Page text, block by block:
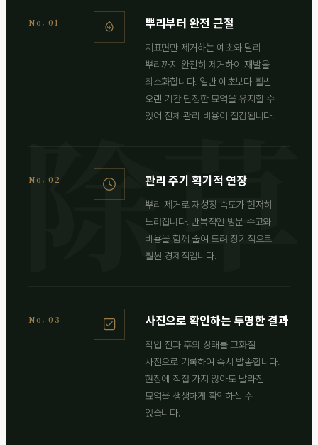
No. 01 뿌리부터 완전 근절
지표면만 제거하는 예초와 달리
뿌리까지 완전히 제거하여 재발을
최소화합니다. 일반 예초보다 훨씬
오랜 기간 단정한 묘역을 유지할 수
있어 전체 관리 비용이 절감됩니다.
No. 02 관리 주기 획기적 연장
뿌리 제거로 재성장 속도가 현저히
느려집니다. 반복적인 방문 수고와
비용을 함께 줄여 드려 장기적으로
훨씬 경제적입니다.
No. 03 사진으로 확인하는 투명한 결과
작업 전과 후의 상태를 고화질
사진으로 기록하여 즉시 발송합니다.
현장에 직접 가지 않아도 달라진
묘역을 생생하게 확인하실 수
있습니다.